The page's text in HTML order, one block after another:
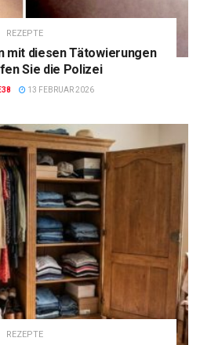
REZEPTE
mit diesen Tätowierungen
Sie die Polizei
13 FEBRUAR 2026
REZEPTE